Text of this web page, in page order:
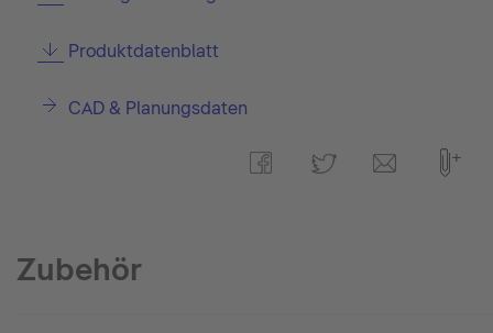
Produktdatenblatt
CAD & Planungsdaten
Zubehör